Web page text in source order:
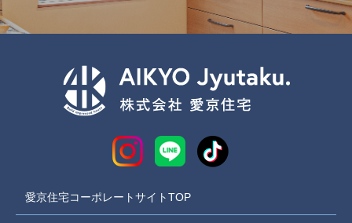
愛京住宅コーポレートサイトTOP